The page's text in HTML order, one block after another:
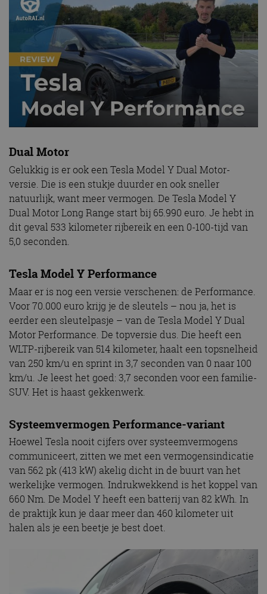
Dual Motor
Gelukkig is er ook een Tesla Model Y Dual Motor-
versie. Die is een stukje duurder en ook sneller
natuurlijk, want meer vermogen. De Tesla Model Y
Dual Motor Long Range start bij 65.990 euro. Je hebt in
dit geval 533 kilometer rijbereik en een 0-100-tijd van
5,0 seconden.
Tesla Model Y Performance
Maar er is nog een versie verschenen: de Performance.
Voor 70.000 euro krijg je de sleutels – nou ja, het is
eerder een sleutelpasje – van de Tesla Model Y Dual
Motor Performance. De topversie dus. Die heeft een
WLTP-rijbereik van 514 kilometer, haalt een topsnelheid
van 250 km/u en sprint in 3,7 seconden van 0 naar 100
km/u. Je leest het goed: 3,7 seconden voor een familie-
SUV. Het is haast gekkenwerk.
Systeemvermogen Performance-variant
Hoewel Tesla nooit cijfers over systeemvermogens
communiceert, zitten we met een vermogensindicatie
van 562 pk (413 kW) akelig dicht in de buurt van het
werkelijke vermogen. Indrukwekkend is het koppel van
660 Nm. De Model Y heeft een batterij van 82 kWh. In
de praktijk kun je daar meer dan 460 kilometer uit
halen als je een beetje je best doet.